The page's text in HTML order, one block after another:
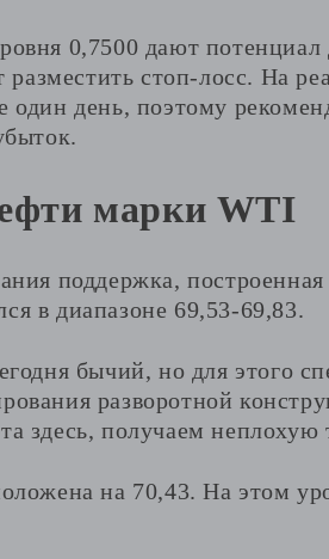
0,7500 дают
разместить стоп-лосс. На
один день, поэтому
марки WTI
поддержка,
в диапазоне 69,53-69,83.
бычий, но для этого
разворотной
здесь, получаем неплохую
на 70,43. На этом